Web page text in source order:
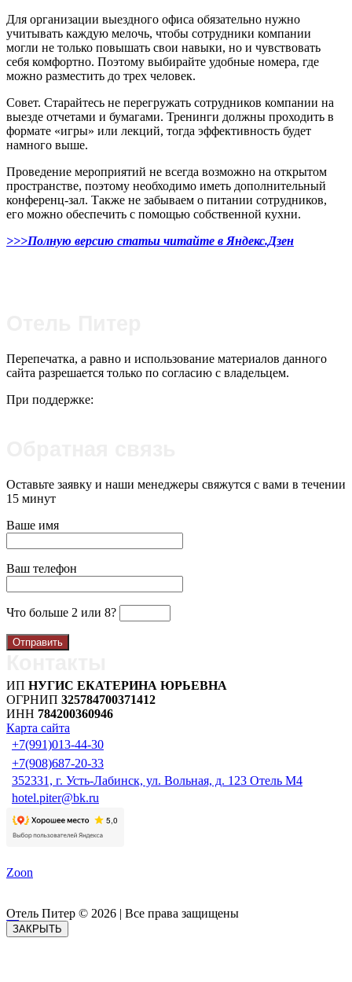
Для организации выездного офиса обязательно нужно
учитывать каждую мелочь, чтобы сотрудники компании
могли не только повышать свои навыки, но и чувствовать
себя комфортно. Поэтому выбирайте удобные номера, где
можно разместить до трех человек.
Совет. Старайтесь не перегружать сотрудников компании на
выезде отчетами и бумагами. Тренинги должны проходить в
формате «игры» или лекций, тогда эффективность будет
намного выше.
Проведение мероприятий не всегда возможно на открытом
пространстве, поэтому необходимо иметь дополнительный
конференц-зал. Также не забываем о питании сотрудников,
его можно обеспечить с помощью собственной кухни.
>>>Полную версию статьи читайте в Яндекс.Дзен
Перепечатка, а равно и использование материалов данного
сайта разрешается только по согласию с владельцем.
При поддержке:
Оставьте заявку и наши менеджеры свяжутся с вами в течении
15 минут
Ваше имя
Ваш телефон
Что больше 2 или 8?
ИП НУГИС ЕКАТЕРИНА ЮРЬЕВНА
ОГРНИП 325784700371412
ИНН 784200360946
Карта сайта
+7(991)013-44-30
‪+7(908)687-20-33
352331, г. Усть-Лабинск, ул. Вольная, д. 123 Отель М4
hotel.piter@bk.ru
Zoon
Отель Питер © 2026 | Все права защищены
ЗАКРЫТЬ